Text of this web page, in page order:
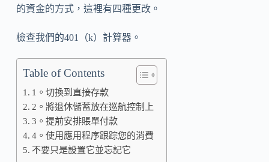
的資金的方式，這裡有四種更改。
檢查我們的401（k）計算器。
Table of Contents
1。切換到直接存款
2。將退休儲蓄放在巡航控制上
3。提前安排賬單付款
4。使用應用程序跟踪您的消費
不要只是設置它並忘記它